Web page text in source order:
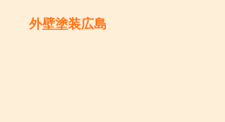
外壁塗装広島